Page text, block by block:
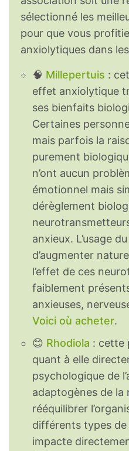
sélectionné les
pour que vous
anxiolytiques dans
🧠 Millepertuis :
effet anxiolytique
ses bienfaits
Certaines
mais parfois la
purement
n’ont aucun
émotionnel mais
dérèglement
anxieux. L’usage
d’augmenter
l’effet de ces
faiblement
anxieuses,
Voici où acheter.
😊 Rhodiola : cette
quant à elle
psychologique de
adaptogènes de
rééquilibrer
différents types de
impacte